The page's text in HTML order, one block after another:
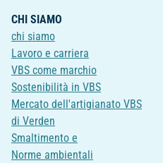
CHI SIAMO
chi siamo
Lavoro e carriera
VBS come marchio
Sostenibilità in VBS
Mercato dell'artigianato VBS
di Verden
Smaltimento e
Norme ambientali